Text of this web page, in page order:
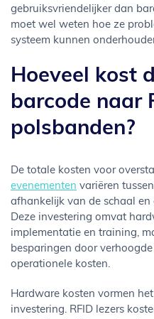
gebruiksvriendelijker dan
moet wel weten hoe ze
systeem kunnen
Hoeveel kost
barcode naar
polsbanden?
De totale kosten voor
evenementen variëren
afhankelijk van de schaal
Deze investering omvat
implementatie en training,
besparingen door
operationele kosten.
Hardware kosten vormen
investering. RFID lezers